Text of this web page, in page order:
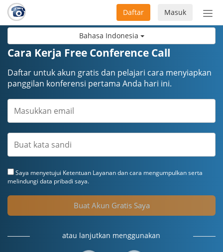
Bahasa Indonesia
Masuk
Daftar
Cara Kerja Free Conference Call
Daftar untuk akun gratis dan pelajari cara menyiapkan
panggilan konferensi pertama Anda hari ini.
Saya menyetujui Ketentuan Layanandan cara mengumpulkan serta
melindungi data pribadi saya.
Buat Akun Gratis Saya
atau lanjutkan menggunakan